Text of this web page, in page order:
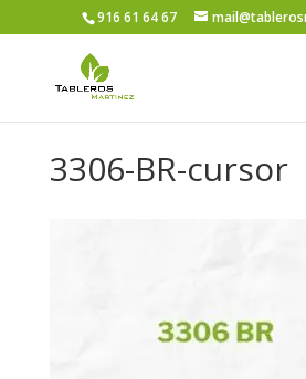
916 61 64 67
3306-BR-cursor